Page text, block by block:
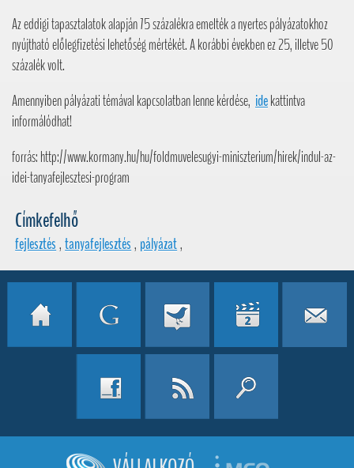
Az eddigi tapasztalatok alapján 75 százalékra emelték a nyertes pályázatokhoz
nyújtható előlegfizetési lehetőség mértékét. A korábbi években ez 25, illetve 50
százalék volt.
Amennyiben pályázati témával kapcsolatban lenne kérdése, idekattintva
informálódhat!
forrás: http://www.kormany.hu/hu/foldmuvelesugyi-miniszterium/hirek/indul-az-
idei-tanyafejlesztesi-program
Címkefelhő
fejlesztés,tanyafejlesztés, pályázat,